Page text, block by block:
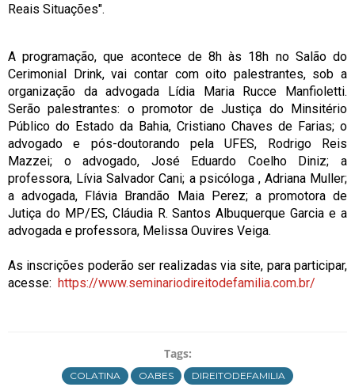
Reais Situações".
A programação, que acontece de 8h às 18h no Salão do
Cerimonial Drink, vai contar com oito palestrantes, sob a
organização da advogada Lídia Maria Rucce Manfioletti.
Serão palestrantes: o promotor de Justiça do Minsitério
Público do Estado da Bahia, Cristiano Chaves de Farias; o
advogado e pós-doutorando pela UFES, Rodrigo Reis
Mazzei; o advogado, José Eduardo Coelho Diniz; a
professora, Lívia Salvador Cani; a psicóloga , Adriana Muller;
a advogada, Flávia Brandão Maia Perez; a promotora de
Jutiça do MP/ES, Cláudia R. Santos Albuquerque Garcia e a
advogada e professora, Melissa Ouvires Veiga.
As inscrições poderão ser realizadas via site, para participar,
acesse: https://www.seminariodireitodefamilia.com.br/
Tags:
COLATINA OABES DIREITODEFAMILIA